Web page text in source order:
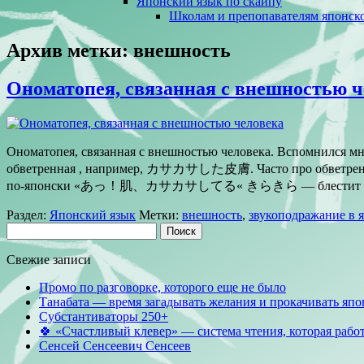
Школам и препопавателям
Архив метки:внешность
Ономатопея, связанная с внешностью
Ономатопея, связанная с внешностью человека. Вспомнился
обветренная , например, カサカサした皮膚. Часто про
по-японски «あっ！肌、カサカサしてる« きらきら —
Раздел: Японский язык Метки: внешность, звукоподражание в
Свежие записи
Промо по разговорке, которого еще не было
Танабата — время загадывать желания и прокачивать
Субстантиваторы 250+
🍀 «Счастливый клевер» — система чтения, которая
Сенсей Сенсеевич Сенсеев